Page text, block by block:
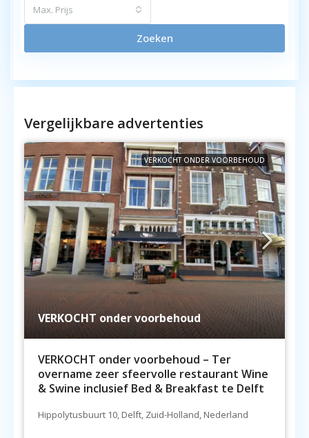
Max. Prijs
Zoeken
Vergelijkbare advertenties
VERKOCHT ONDER VOORBEHOUD
VERKOCHT onder voorbehoud
VERKOCHT onder voorbehoud – Ter
overname zeer sfeervolle restaurant Wine
& Swine inclusief Bed & Breakfast te Delft
Hippolytusbuurt 10, Delft, Zuid-Holland, Nederland